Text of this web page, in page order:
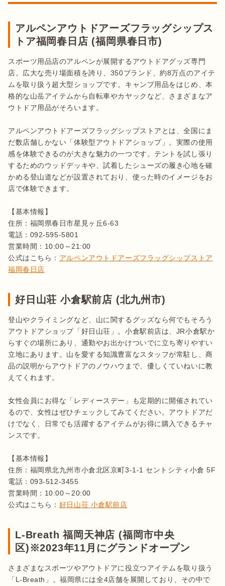
アルペンアウトドアーズフラッグシップス
トア福岡春日店 (福岡県春日市)
スポーツ用品店のアルペンが展開するアウトドアグッズ専門
店。広大な売り場面積を誇り、350ブランド、約8万点のアイテ
ムを取り扱う超大型ショップです。キャンプ用品をはじめ、本
格的な山岳アイテムから自転車やカヤックなど、さまざまなア
ウトドア用品がそろいます。
アルペンアウトドアーズフラッグシップストアとは、全国にま
だ数店舗しかない「体験型アウトドアショップ」。実際の使用
感を体験できるのが大きな魅力の一つです。テントを試し張り
するためのウッドデッキや、試着したシューズの履き心地を確
かめる登山道などが設置されており、使った時のイメージをお
店で体験できます。
【基本情報】
住所：福岡県春日市星見ヶ丘6-63
電話：092-595-5801
営業時間：10:00～21:00
公式はこちら： アルペンアウトドアーズフラッグシップストア
福岡春日店
好日山荘 小倉駅前店 (北九州市)
登山やクライミングなど、山に関するグッズなら何でもそろう
アウトドアショップ「好日山荘」。小倉駅前店は、JR小倉駅か
らすぐの場所にあり、通勤やお出かけついでに立ち寄りやすい
立地にあります。山を愛する知識豊富なスタッフが常駐し、商
品の説明からアウトドアのノウハウまで、優しくていねいに教
えてくれます。
女性会員にお得な「レディースデー」も定期的に開催されてい
るので、女性はぜひチェックしてみてください。アウトドアだ
けでなく、日常でも活躍するアイテムがお得に購入できるチャ
ンスです。
【基本情報】
住所：福岡県北九州市小倉北区京町3-1-1 セントシティ小倉 5F
電話：093-512-3455
営業時間：10:00～20:00
公式はこちら： 好日山荘 小倉駅前店
L-Breath 福岡天神店 (福岡市中央
区)※2023年11月にグランドオープン
さまざまなスポーツやアウトドアに役立つアイテムを取り扱う
「L-Breath」。福岡県には全4店舗を展開しており、その中で